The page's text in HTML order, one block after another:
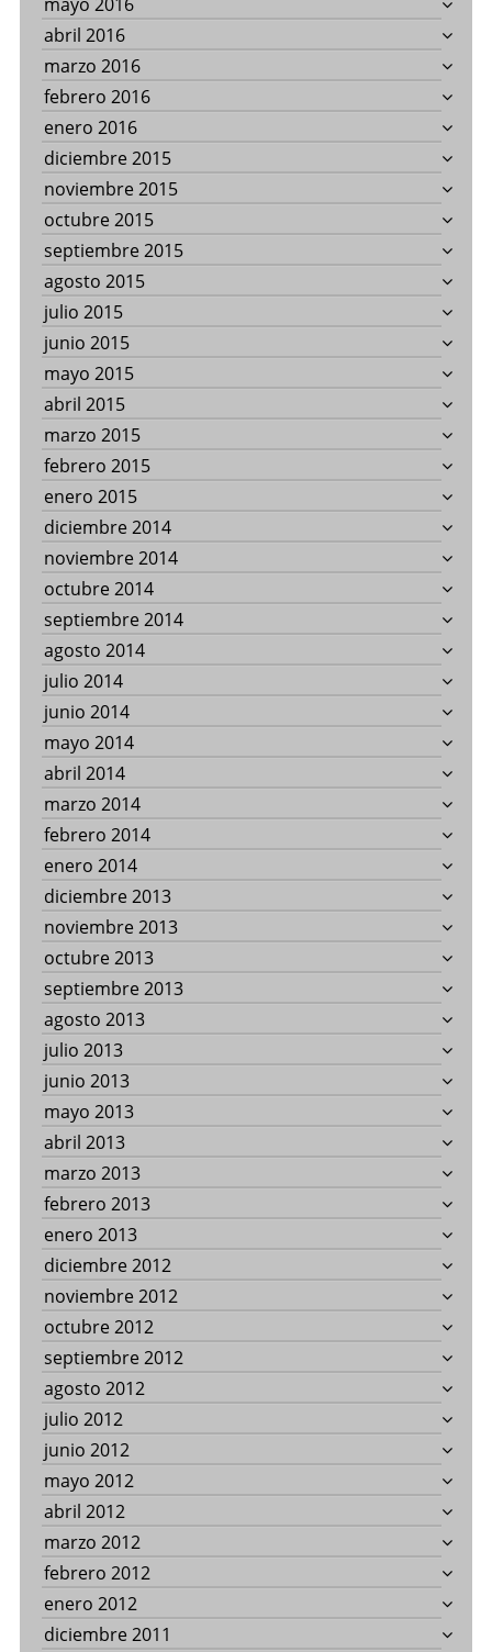
abril 2016
marzo 2016
febrero 2016
enero 2016
diciembre 2015
noviembre 2015
octubre 2015
septiembre 2015
agosto 2015
julio 2015
junio 2015
mayo 2015
abril 2015
marzo 2015
febrero 2015
enero 2015
diciembre 2014
noviembre 2014
octubre 2014
septiembre 2014
agosto 2014
julio 2014
junio 2014
mayo 2014
abril 2014
marzo 2014
febrero 2014
enero 2014
diciembre 2013
noviembre 2013
octubre 2013
septiembre 2013
agosto 2013
julio 2013
junio 2013
mayo 2013
abril 2013
marzo 2013
febrero 2013
enero 2013
diciembre 2012
noviembre 2012
octubre 2012
septiembre 2012
agosto 2012
julio 2012
junio 2012
mayo 2012
abril 2012
marzo 2012
febrero 2012
enero 2012
diciembre 2011